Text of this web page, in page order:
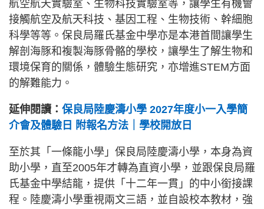
航空航天實驗室、生物科技實驗室等，讓學生有機會
接觸航空及航天科技、基因工程、生物技術、幹細胞
科學等等。保良局羅氏基金中學亦是本港首間讓學生
解剖海豚和複製海豚骨骼的學校，讓學生了解生物和
環境保育的關係，體驗生態研究，亦增進STEM方面
的解難能力。
延伸閱讀： 保良局陸慶濤小學 2027年度小一入學簡
介會及體驗日 附報名方法｜學校開放日
至於其「一條龍小學」保良局陸慶濤小學，本身為資
助小學，直至2005年才轉為直資小學，並跟保良局羅
氏基金中學結龍，提供「十二年一貫」的中小銜接課
程。陸慶濤小學重視兩文三語，並自設校本教材，強